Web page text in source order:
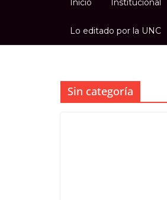
Lo editado por la UNC
Sin categoría